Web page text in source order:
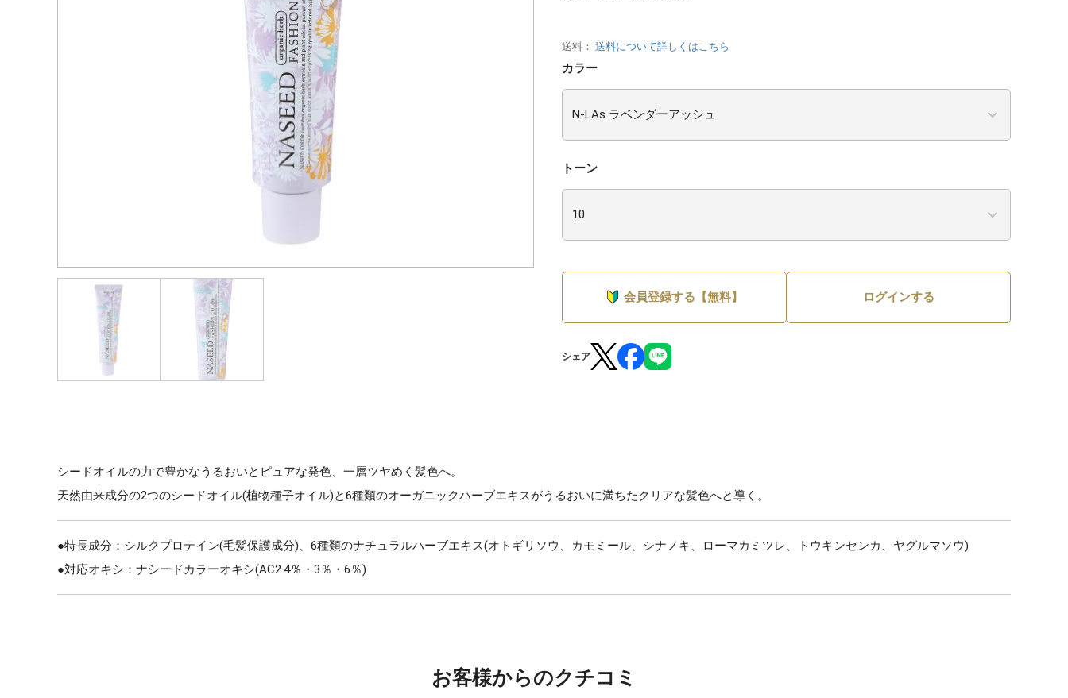
送料： 送料について詳しくはこちら
カラー
トーン
会員登録する【無料】 ログインする
シェア
シードオイルの力で豊かなうるおいとピュアな発色、一層ツヤめく髪色へ。
天然由来成分の2つのシードオイル(植物種子オイル)と6種類のオーガニックハーブエキスがうるおいに満ちたクリアな髪色へと導く。
●特長成分：シルクプロテイン(毛髪保護成分)、6種類のナチュラルハーブエキス(オトギリソウ、カモミール、シナノキ、ローマカミツレ、トウキンセンカ、ヤグルマソウ)
●対応オキシ：ナシードカラーオキシ(AC2.4％・3％・6％)
お客様からのクチコミ